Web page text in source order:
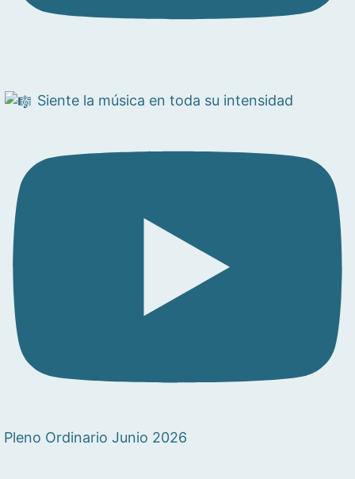
Siente la música en toda su intensidad
Pleno Ordinario Junio 2026